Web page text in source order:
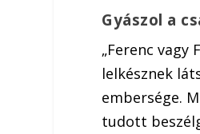
Gyászol a
„Ferenc
lelkésznek
embersége.
tudott